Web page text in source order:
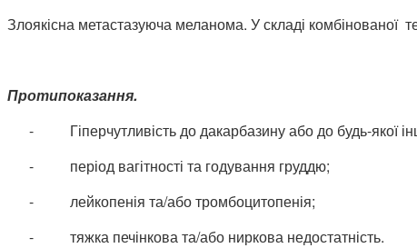
Злоякісна метастазуюча меланома. У складі комбінованої
Протипоказання.
- Гіперчутливість до дакарбазину або до будь-якої
- період вагітності та годування груддю;
- лейкопенія та/або тромбоцитопенія;
- тяжка печінкова та/або ниркова недостатність.